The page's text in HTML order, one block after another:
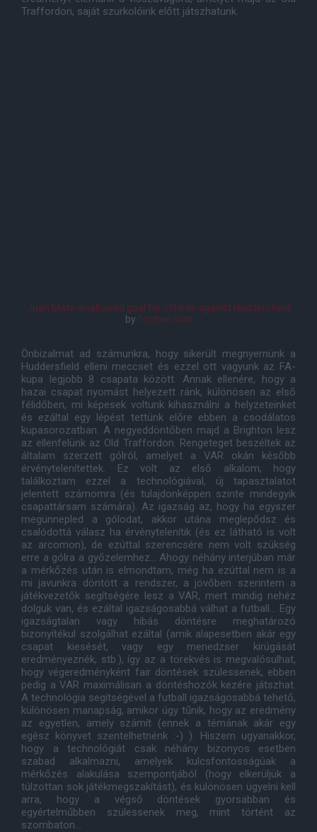
Traffordon, saját szurkolóink előtt játszhatunk.
Juan Mata disallowed goal for offside against Huddersfield
by footbie.com
Önbizalmat ad számunkra, hogy sikerült megnyernünk a
Huddersfield elleni meccset és ezzel ott vagyunk az FA-
kupa legjobb 8 csapata között. Annak ellenére, hogy a
hazai csapat nyomást helyezett ránk, különösen az első
félidőben, mi képesek voltunk kihasználni a helyzeteinket
és ezáltal egy lépést tettünk előre ebben a csodálatos
kupasorozatban. A negyeddöntőben majd a Brighton lesz
az ellenfelünk az Old Traffordon. Rengeteget beszéltek az
általam szerzett gólról, amelyet a VAR okán később
érvénytelenítettek. Ez volt az első alkalom, hogy
találkoztam ezzel a technológiával, új tapasztalatot
jelentett számomra (és tulajdonképpen szinte mindegyik
csapattársam számára). Az igazság az, hogy ha egyszer
megünnepled a gólodat, akkor utána meglepődsz és
csalódottá válasz ha érvénytelenítik (és ez látható is volt
az arcomon), de ezúttal szerencsére nem volt szükség
erre a gólra a győzelemhez... Ahogy néhány interjúban már
a mérkőzés után is elmondtam, még ha ezúttal nem is a
mi javunkra döntött a rendszer, a jövőben szerintem a
játékvezetők segítségére lesz a VAR, mert mindig nehéz
dolguk van, és ezáltal igazságosabbá válhat a futball... Egy
igazságtalan vagy hibás döntésre meghatározó
bizonyítékul szolgálhat ezáltal (amik alapesetben akár egy
csapat kiesését, vagy egy menedzser kirúgását
eredményeznék, stb.), így az a törekvés is megvalósulhat,
hogy végeredményként fair döntések szülessenek, ebben
pedig a VAR maximálisan a döntéshozók kezére játszhat.
A technológia segítségével a futball igazságosabbá tehető,
különösen manapság, amikor úgy tűnik, hogy az eredmény
az egyetlen, amely számít (ennek a témának akár egy
egész könyvet szentelhetnénk :-) ). Hiszem ugyanakkor,
hogy a technológiát csak néhány bizonyos esetben
szabad alkalmazni, amelyek kulcsfontosságúak a
mérkőzés alakulása szempontjából (hogy elkerüljük a
túlzottan sok játékmegszakítást), és különösen ügyelni kell
arra, hogy a végső döntések gyorsabban és
egyértelműbben szülessenek meg, mint történt az
szombaton...